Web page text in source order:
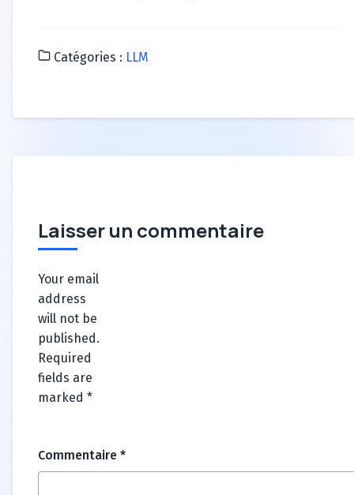
Catégories : LLM
Laisser un commentaire
Your email
address
will not be
published.
Required
fields are
marked *
Commentaire *